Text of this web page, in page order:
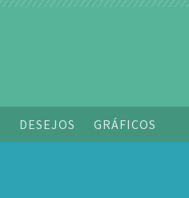
DESEJOS GRÁFICOS